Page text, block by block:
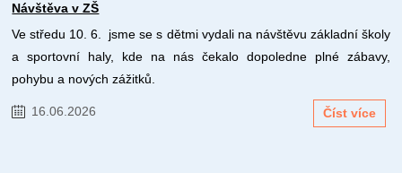
Návštěva v ZŠ
Ve středu 10. 6. jsme se s dětmi vydali na návštěvu základní školy
a sportovní haly, kde na nás čekalo dopoledne plné zábavy,
pohybu a nových zážitků.
16.06.2026 Číst více